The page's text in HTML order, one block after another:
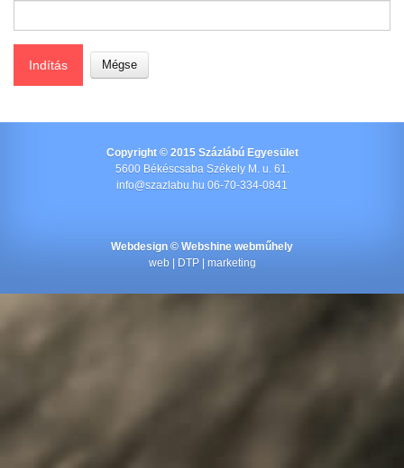
Indítás Mégse
Copyright © 2015 Százlábú Egyesület
5600 Békéscsaba Székely M. u. 61.
info@szazlabu.hu 06-70-334-0841
Webdesign © Webshine webműhely
web | DTP | marketing